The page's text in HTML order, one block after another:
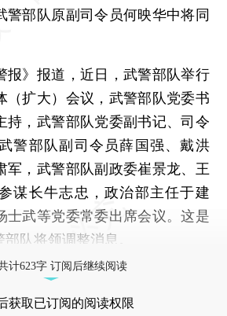
警部队原副司令员何映华中将同
》报道，近日，武警部队举行
（扩大）会议，武警部队党委书
持，武警部队党委副书记、司令
警部队副司令员薛国强、戴洪
军，武警部队副政委崔景龙、王
谋长牛志忠，政治部主任于建
士武等党委常委出席会议。这是
队将领调整消息。
计623字 订阅后继续阅读
获取已订阅的阅读权限